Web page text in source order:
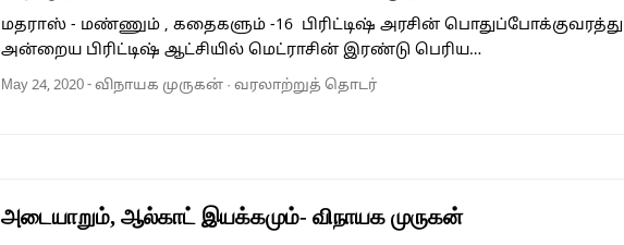
மதராஸ் - மண்ணும் , கதைகளும் -16 பிரிட்டிஷ் அரசின் பொதுப்போக்குவரத்து
அன்றைய பிரிட்டிஷ் ஆட்சியில் மெட்ராசின் இரண்டு பெரிய…
May 24, 2020-விநாயக முருகன் ·வரலாற்றுத் தொடர்
அடையாறும், ஆல்காட் இயக்கமும்- விநாயக முருகன்